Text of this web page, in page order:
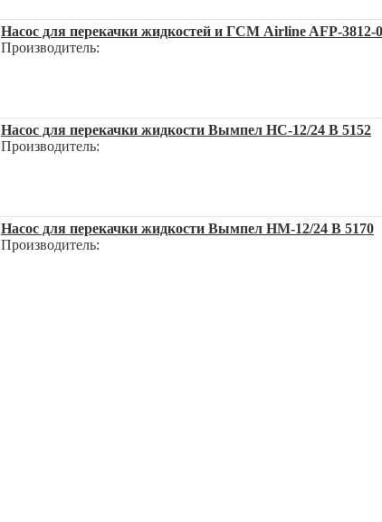
Насос для перекачки жидкостей и ГСМ Airline AFP-3812-
Производитель:
Насос для перекачки жидкости Вымпел НС-12/24 В 5152
Производитель:
Насос для перекачки жидкости Вымпел НМ-12/24 В 5170
Производитель: